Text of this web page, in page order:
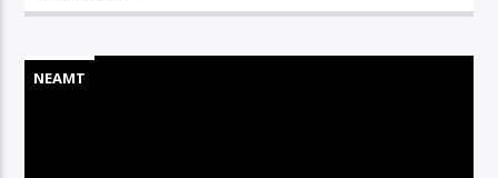
NEAMT